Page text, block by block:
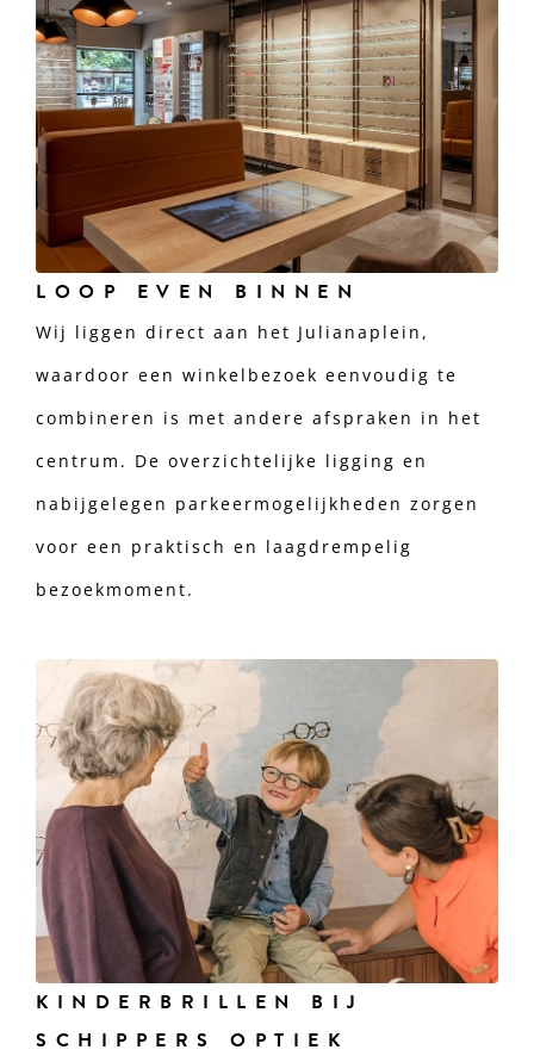
LOOP EVEN BINNEN
Wij liggen direct aan het Julianaplein,
waardoor een winkelbezoek eenvoudig te
combineren is met andere afspraken in het
centrum. De overzichtelijke ligging en
nabijgelegen parkeermogelijkheden zorgen
voor een praktisch en laagdrempelig
bezoekmoment.
KINDERBRILLEN BIJ
SCHIPPERS OPTIEK